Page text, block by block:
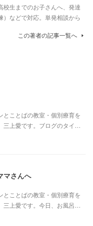
校生までのお子さんへ、発達
などで対応。単発相談から
この著者の記事一覧へ
とことばの教室・個別療育を
上愛です。ブログのタイ…
マさんへ
とことばの教室・個別療育を
上愛です。今日、お風呂…